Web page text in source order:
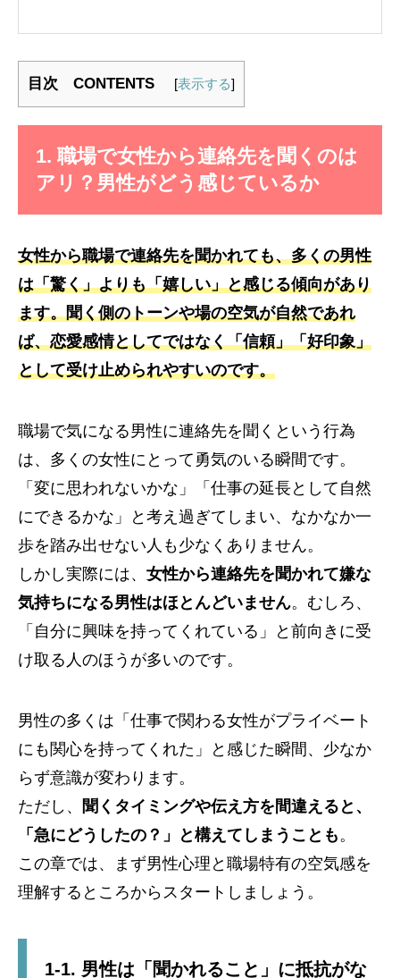
目次 CONTENTS [表示する]
1. 職場で女性から連絡先を聞くのは
アリ？男性がどう感じているか
女性から職場で連絡先を聞かれても、多くの男性
は「驚く」よりも「嬉しい」と感じる傾向があり
ます。聞く側のトーンや場の空気が自然であれ
ば、恋愛感情としてではなく「信頼」「好印象」
として受け止められやすいのです。
職場で気になる男性に連絡先を聞くという行為
は、多くの女性にとって勇気のいる瞬間です。
「変に思われないかな」「仕事の延長として自然
にできるかな」と考え過ぎてしまい、なかなか一
歩を踏み出せない人も少なくありません。
しかし実際には、 女性から連絡先を聞かれて嫌な
気持ちになる男性はほとんどいません。むしろ、
「自分に興味を持ってくれている」と前向きに受
け取る人のほうが多いのです。
男性の多くは「仕事で関わる女性がプライベート
にも関心を持ってくれた」と感じた瞬間、少なか
らず意識が変わります。
ただし、 聞くタイミングや伝え方を間違えると、
「急にどうしたの？」と構えてしまうことも。
この章では、まず男性心理と職場特有の空気感を
理解するところからスタートしましょう。
1-1. 男性は「聞かれること」に抵抗がな